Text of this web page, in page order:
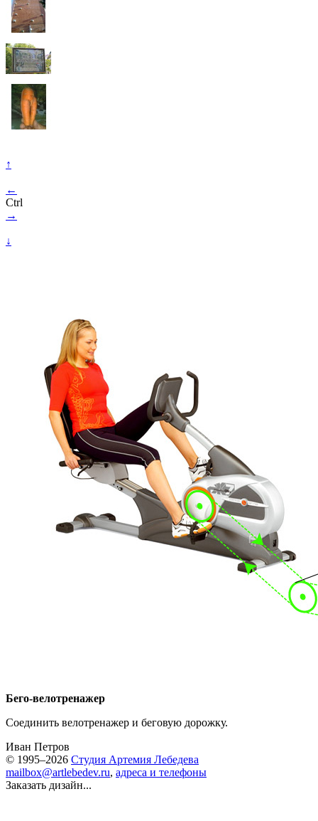
↑
←
Ctrl
→
↓
Бего-велотренажер
Соединить велотренажер и беговую дорожку.
Иван Петров
© 1995–2026 Студия Артемия Лебедева
mailbox@artlebedev.ru, адреса и телефоны
Заказать дизайн...